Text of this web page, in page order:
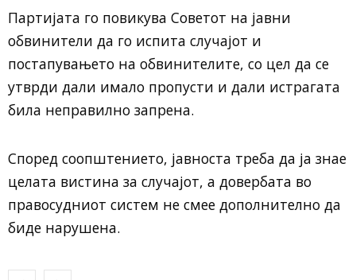
Партијата го повикува Советот на јавни
обвинители да го испита случајот и
постапувањето на обвинителите, со цел да се
утврди дали имало пропусти и дали истрагата
била неправилно запрена.
Според соопштението, јавноста треба да ја знае
целата вистина за случајот, а довербата во
правосудниот систем не смее дополнително да
биде нарушена.